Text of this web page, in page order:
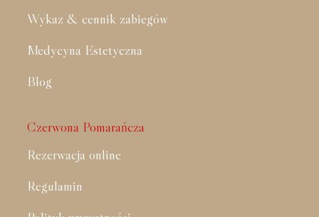
Wykaz & cennik zabiegów
Medycyna Estetyczna
Blog
Czerwona Pomarańcza
Rezerwacja online
Regulamin